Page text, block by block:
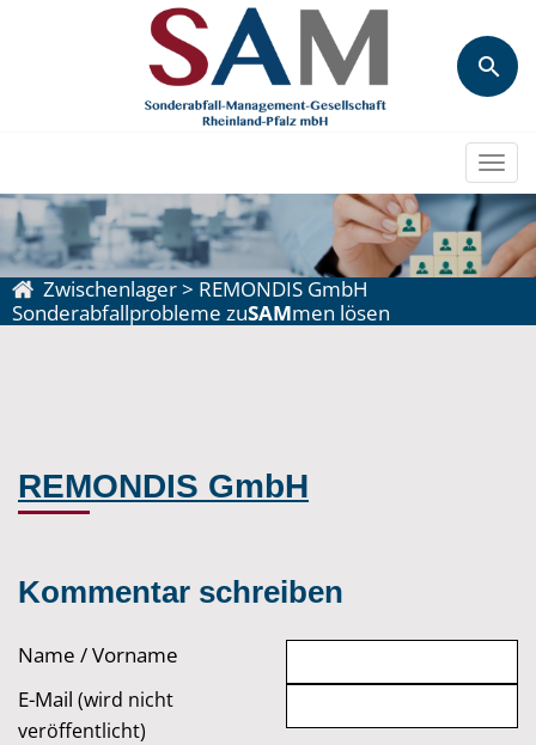
Zwischenlager> REMONDIS GmbH
Sonderabfallprobleme zuSAMmen lösen
REMONDIS GmbH
Kommentar schreiben
Name / Vorname
E-Mail (wird nicht
veröffentlicht)